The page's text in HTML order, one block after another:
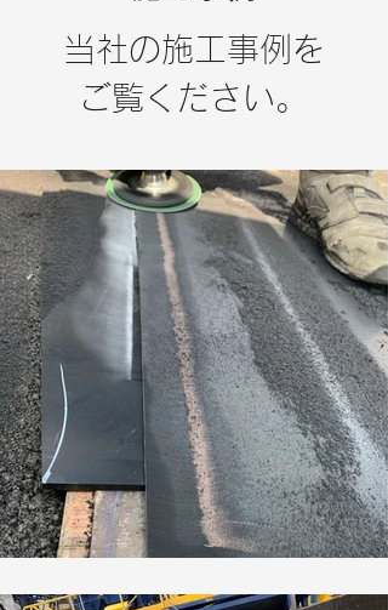
当社の施工事例を
ご覧ください。